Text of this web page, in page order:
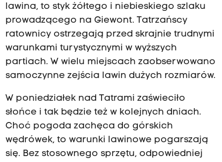
lawina, to styk żółtego i niebieskiego szlaku
prowadzącego na Giewont. Tatrzańscy
ratownicy ostrzegają przed skrajnie trudnymi
warunkami turystycznymi w wyższych
partiach. W wielu miejscach zaobserwowano
samoczynne zejścia lawin dużych rozmiarów.
W poniedziałek nad Tatrami zaświeciło
słońce i tak będzie też w kolejnych dniach.
Choć pogoda zachęca do górskich
wędrówek, to warunki lawinowe pogarszają
się. Bez stosownego sprzętu, odpowiedniej